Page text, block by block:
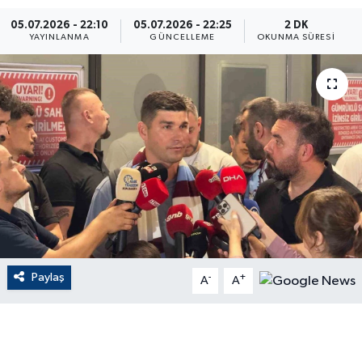
05.07.2026 - 22:10
YAYINLANMA
05.07.2026 - 22:25
GÜNCELLEME
2 DK
OKUNMA SÜRESI
Paylaş A- A+
Dünya
EĞİTİM
EKONOMİ
English News
Finans
Flaş Haber